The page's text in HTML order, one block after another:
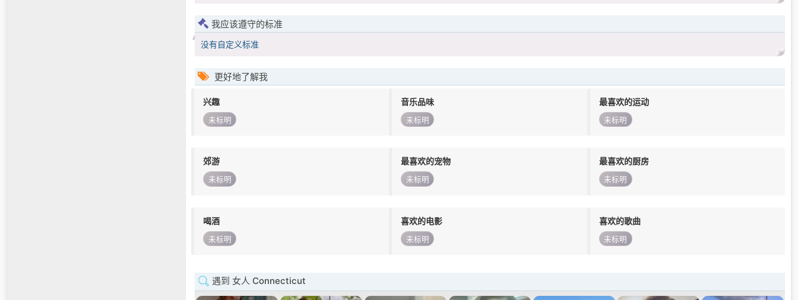
我应该遵守的标准
没有自定义标准
更好地了解我
兴趣
未标明
音乐品味
未标明
最喜欢的运动
未标明
郊游
未标明
最喜欢的宠物
未标明
最喜欢的厨房
未标明
喝酒
未标明
喜欢的电影
未标明
喜欢的歌曲
未标明
遇到 女人 Connecticut